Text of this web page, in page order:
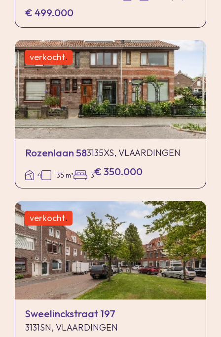
€ 499.000
verkocht.
Rozenlaan 583135XS, VLAARDINGEN
4 135 m² 3€ 350.000
verkocht.
Sweelinckstraat 197
3131SN, VLAARDINGEN